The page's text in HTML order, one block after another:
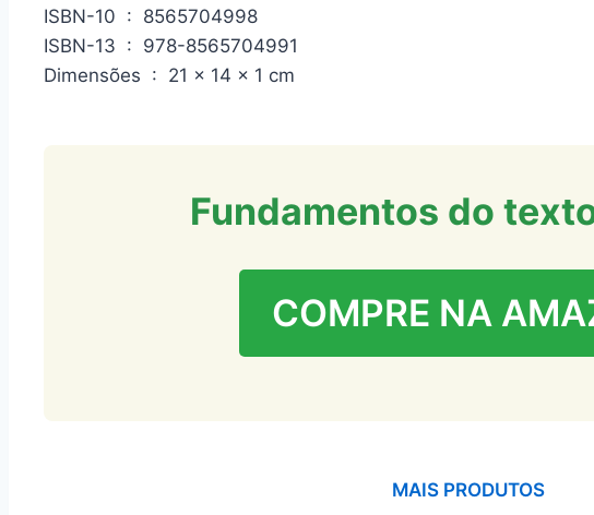
ISBN-10 ‏ : ‎ 8565704998
ISBN-13 ‏ : ‎ 978-8565704991
Dimensões ‏ : ‎ 21 x 14 x 1 cm
Fundamentos do
COMPRE NA
MAIS PRODUTOS